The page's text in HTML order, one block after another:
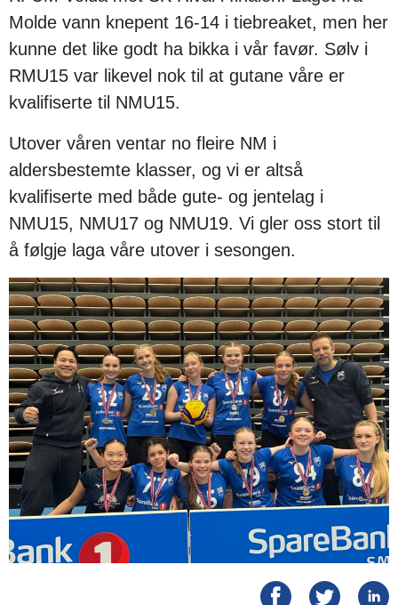
Molde vann knepent 16-14 i tiebreaket, men her
kunne det like godt ha bikka i vår favør. Sølv i
RMU15 var likevel nok til at gutane våre er
kvalifiserte til NMU15.
Utover våren ventar no fleire NM i
aldersbestemte klasser, og vi er altså
kvalifiserte med både gute- og jentelag i
NMU15, NMU17 og NMU19. Vi gler oss stort til
å følgje laga våre utover i sesongen.